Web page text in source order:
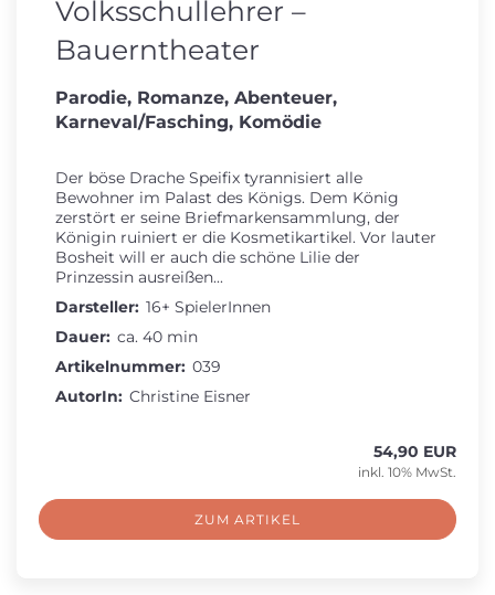
Volksschullehrer –
Bauerntheater
Parodie, Romanze, Abenteuer,
Karneval/Fasching, Komödie
Der böse Drache Speifix tyrannisiert alle
Bewohner im Palast des Königs. Dem König
zerstört er seine Briefmarkensammlung, der
Königin ruiniert er die Kosmetikartikel. Vor lauter
Bosheit will er auch die schöne Lilie der
Prinzessin ausreißen...
Darsteller: 16+ SpielerInnen
Dauer: ca. 40 min
Artikelnummer: 039
AutorIn: Christine Eisner
54,90 EUR
inkl. 10% MwSt.
ZUM ARTIKEL